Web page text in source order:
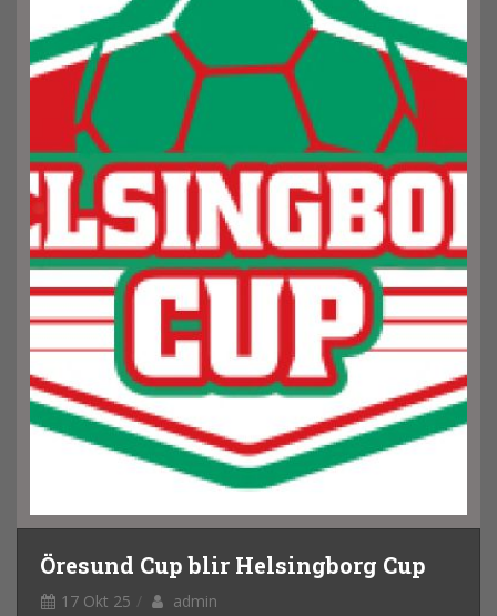
Öresund Cup blir Helsingborg Cup
17 Okt 25 admin